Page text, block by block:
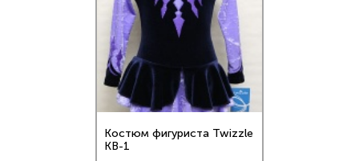
Костюм фигуриста Twizzle
KB-1